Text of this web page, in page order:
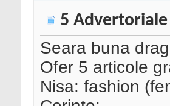
5
Seara buna
Ofer 5 articole
Nisa: fashion